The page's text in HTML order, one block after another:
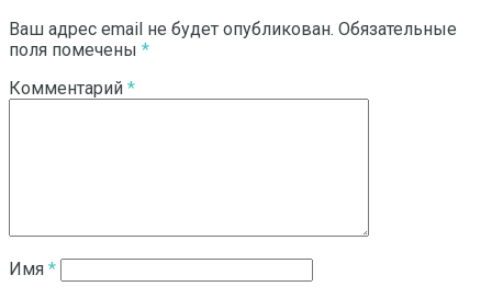
Ваш адрес email не будет опубликован. Обязательные
поля помечены *
Комментарий *
Имя *